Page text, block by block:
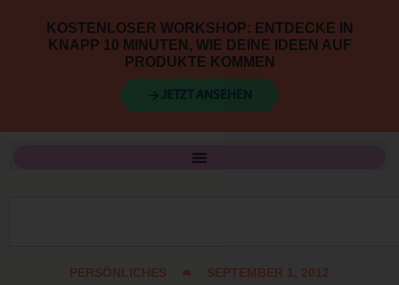
KOSTENLOSER WORKSHOP: ENTDECKE IN
KNAPP 10 MINUTEN, WIE DEINE IDEEN AUF
PRODUKTE KOMMEN
→ JETZT ANSEHEN
PERSÖNLICHES SEPTEMBER 1, 2012